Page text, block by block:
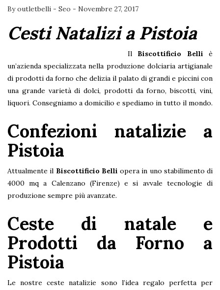
Byoutletbelli - Seo - Novembre 27, 2017
Cesti Natalizi a Pistoia
Il Biscottificio Belli è
un’azienda specializzata nella produzione dolciaria artigianale
di prodotti da forno che delizia il palato di grandi e piccini con
una grande varietà di dolci, prodotti da forno, biscotti, vini,
liquori. Consegniamo a domicilio e spediamo in tutto il mondo.
Confezioni natalizie a
Pistoia
Attualmente il Biscottificio Belli opera in uno stabilimento di
4000 mq a Calenzano (Firenze) e si avvale tecnologie di
produzione sempre più avanzate.
Ceste di natale e
Prodotti da Forno a
Pistoia
Le nostre ceste natalizie sono l’idea regalo perfetta per